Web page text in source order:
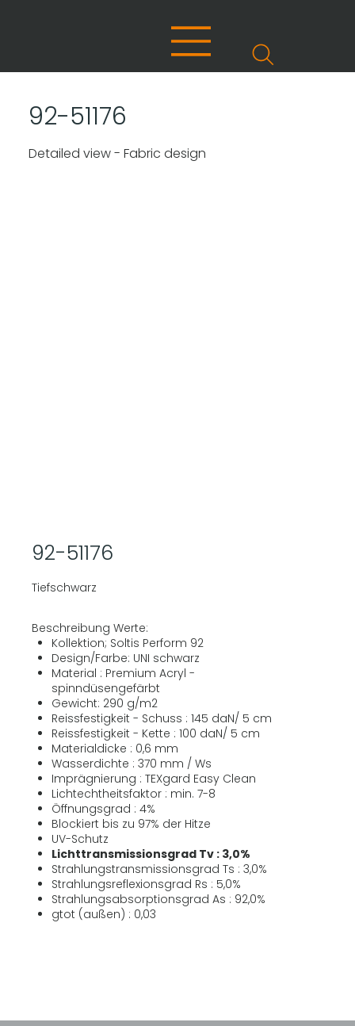
92-51176
Detailed view - Fabric design
92-51176
Tiefschwarz
Beschreibung Werte:
Kollektion; Soltis Perform 92
Design/Farbe: UNI schwarz
Material : Premium Acryl -
spinndüsengefärbt
Gewicht: 290 g/m2
Reissfestigkeit - Schuss : 145 daN/ 5 cm
Reissfestigkeit - Kette : 100 daN/ 5 cm
Materialdicke : 0,6 mm
Wasserdichte : 370 mm / Ws
Imprägnierung : TEXgard Easy Clean
Lichtechtheitsfaktor : min. 7-8
Öffnungsgrad : 4%
Blockiert bis zu 97% der Hitze
UV-Schutz
Lichttransmissionsgrad Tv : 3,0%
Strahlungstransmissionsgrad Ts : 3,0%
Strahlungsreflexionsgrad Rs : 5,0%
Strahlungsabsorptionsgrad As : 92,0%
gtot (außen) : 0,03